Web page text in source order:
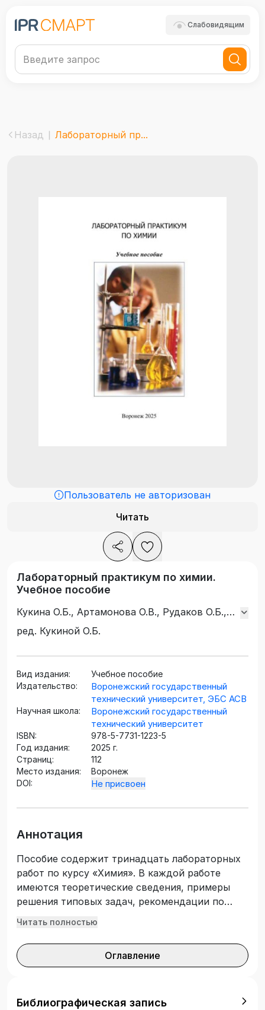
Слабовидящим
Назад Лабораторный пр...
Пользователь не авторизован
Читать
Лабораторный практикум по химии.
Учебное пособие
Кукина О.Б., Артамонова О.В., Рудаков О.Б.,
Барсукова Л.Г., Кривнева Г.Г., Сергуткина О.Р.
ред. Кукиной О.Б.
Вид издания:
Учебное пособие
Издательство:
Воронежский государственный
технический университет, ЭБС АСВ
Научная школа:
Воронежский государственный
технический университет
ISBN:
978-5-7731-1223-5
Год издания:
2025 г.
Страниц:
112
Место издания:
Воронеж
DOI:
Не присвоен
Аннотация
Пособие содержит тринадцать лабораторных
работ по курсу «Химия». В каждой работе
имеются теоретические сведения, примеры
решения типовых задач, рекомендации по
выполнению и оформлению эксперимента,
издание является пятым, дополнено новыми
лабораторными работами, существенно
задачами. Составлено в соответствии с
Читать полностью
Оглавление
Библиографическая запись